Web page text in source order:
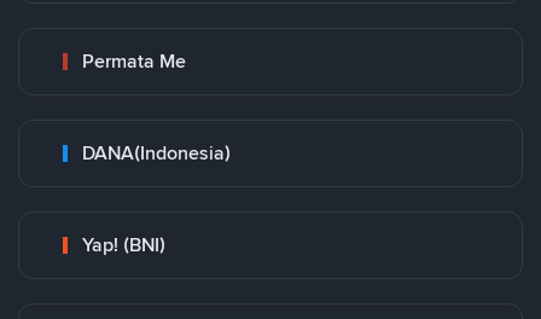
Permata Me
DANA(Indonesia)
Yap! (BNI)